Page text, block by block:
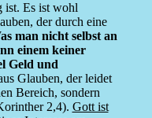
ist. Es ist wohl
der durch eine
man nicht selbst an
einem keiner
Geld und
Glauben, der leidet
Bereich, sondern
2,4). Gott ist